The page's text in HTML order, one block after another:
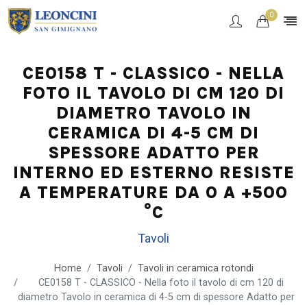
0
CE0158 T - CLASSICO - NELLA
FOTO IL TAVOLO DI CM 120 DI
DIAMETRO TAVOLO IN
CERAMICA DI 4-5 CM DI
SPESSORE ADATTO PER
INTERNO ED ESTERNO RESISTE
A TEMPERATURE DA 0 A +500
°C
Tavoli
Home Tavoli
Tavoli in ceramica rotondi
CE0158 T - CLASSICO - Nella foto il tavolo di cm 120 di
diametro Tavolo in ceramica di 4-5 cm di spessore Adatto per